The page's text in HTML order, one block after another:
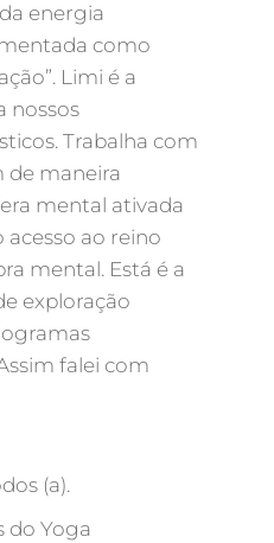
energia
como
Limi é a
nossos
Trabalha com
de maneira
mental ativada
acesso ao reino
mental. Está é a
exploração
falei com
(a).
do Yoga